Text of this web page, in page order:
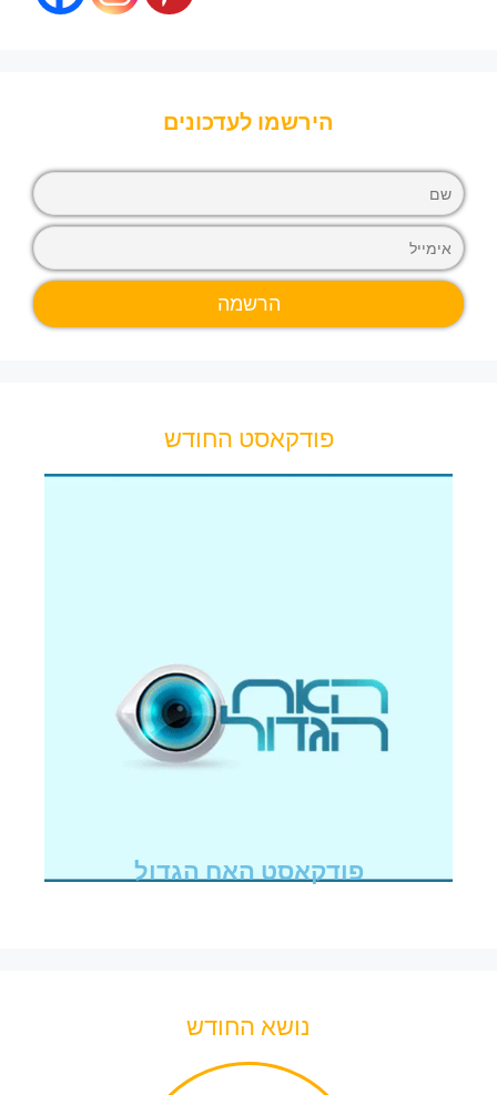
הירשמו לעדכונים
פודקאסט החודש
פודקאסט האח הגדול
נושא החודש